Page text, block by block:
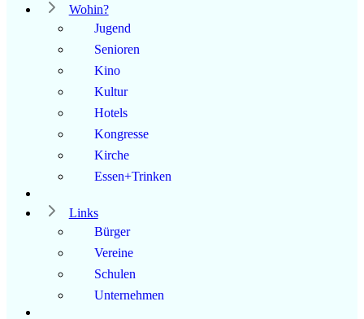
Wohin?
Jugend
Senioren
Kino
Kultur
Hotels
Kongresse
Kirche
Essen+Trinken
Links
Bürger
Vereine
Schulen
Unternehmen